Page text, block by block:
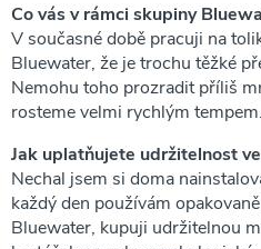
Co vás v rámci skupiny
V současné době pracuji na
Bluewater, že je trochu těžké
Nemohu toho prozradit příliš
rosteme velmi rychlým tempem.
Jak uplatňujete udržitelnost
Nechal jsem si doma
každý den používám
Bluewater, kupuji udržitelnou